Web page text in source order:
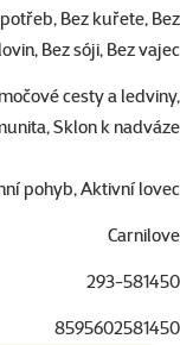
Bez kuřete, Bez
Bez sóji, Bez vajec
cesty a ledviny,
Sklon k nadváze
pohyb, Aktivní lovec
Carnilove
293-581450
8595602581450